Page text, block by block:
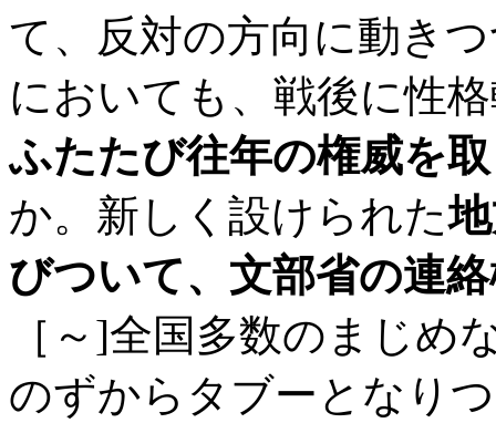
て、反対の方向に動き
においても、戦後に性
ふたたび往年の権威を
か。新しく設けられた
びついて、文部省の連
［～ ]全国多数のまじめ
のずからタブーとなり